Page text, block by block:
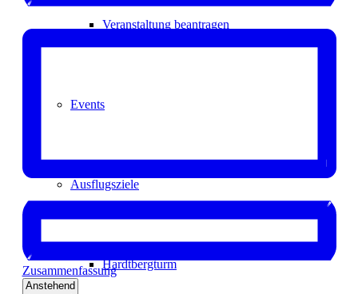
Veranstaltung beantragen
Events
Ausflugsziele
Hardtbergturm
Zusammenfassung
Anstehend Datum